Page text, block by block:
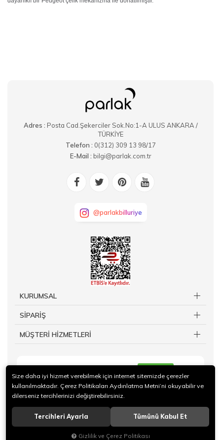
Adres : Posta Cad.Şekerciler Sok.No:1-A ULUS ANKARA /
TÜRKİYE
Telefon : 0(312) 309 13 98/17
E-Mail : bilgi@parlak.com.tr
@parlakbilluriye
KURUMSAL
SİPARİŞ
MÜŞTERİ HİZMETLERİ
© 2019 TAKİ Kuy.Billuriye.Ltd Sti. Tüm hakları saklıdır.
Size daha iyi hizmet verebilmek için internet sitemizde çerezler
kullanılmaktadır. Çerez Politikaları Aydınlatma Metni’ni okuyabilir ve
dilerseniz tercihlerinizi değiştirebilirsiniz.
Tercihleri Ayarla Tümünü Kabul Et
Gizlilik ve Çerez Politikası